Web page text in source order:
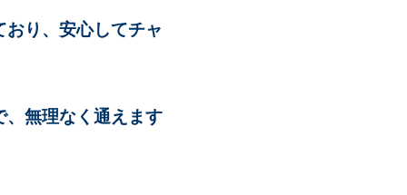
り、安心してチャ
、無理なく通えます